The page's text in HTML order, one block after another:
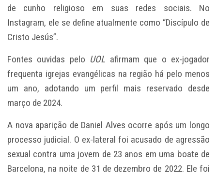
de cunho religioso em suas redes sociais. No
Instagram, ele se define atualmente como “Discípulo de
Cristo Jesús”.
Fontes ouvidas pelo UOL afirmam que o ex-jogador
frequenta igrejas evangélicas na região há pelo menos
um ano, adotando um perfil mais reservado desde
março de 2024.
A nova aparição de Daniel Alves ocorre após um longo
processo judicial. O ex-lateral foi acusado de agressão
sexual contra uma jovem de 23 anos em uma boate de
Barcelona, na noite de 31 de dezembro de 2022. Ele foi